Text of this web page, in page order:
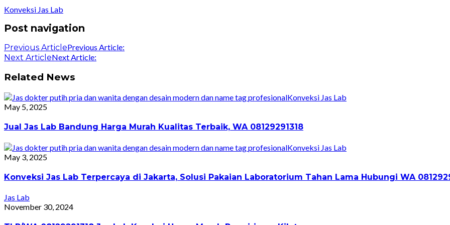
Konveksi Jas Lab
Post navigation
Previous ArticlePrevious Article:
Next ArticleNext Article:
Related News
Konveksi Jas Lab
May 5, 2025
Jual Jas Lab Bandung Harga Murah Kualitas Terbaik, WA 08129291318
Konveksi Jas Lab
May 3, 2025
Konveksi Jas Lab Terpercaya di Jakarta, Solusi Pakaian Laboratorium Tahan Lama Hubungi WA
Jas Lab
November 30, 2024